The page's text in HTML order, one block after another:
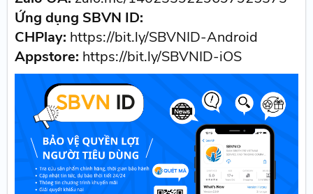
Ứng dụng SBVN ID:
CHPlay: https://bit.ly/SBVNID-Android
Appstore: https://bit.ly/SBVNID-iOS